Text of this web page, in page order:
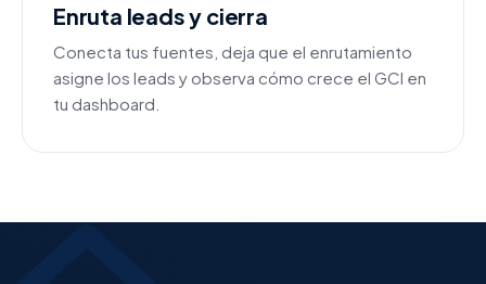
Enruta leads y cierra
Conecta tus fuentes, deja que el enrutamiento
asigne los leads y observa cómo crece el GCI en
tu dashboard.